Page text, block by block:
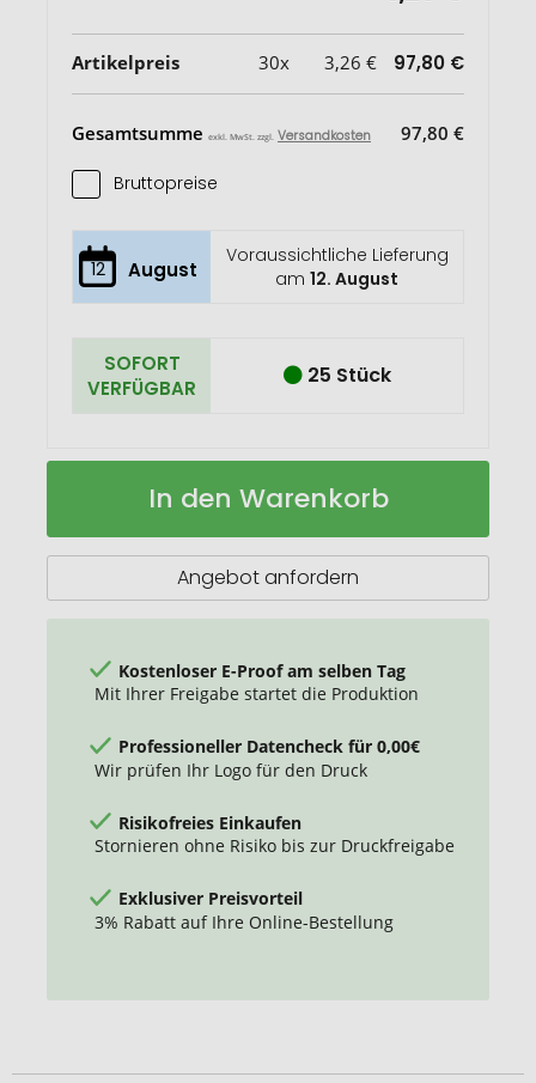
Artikelpreis 30x 3,26 € 97,80 €
Gesamtsumme exkl. MwSt. zzgl. Versandkosten 97,80 €
Bruttopreise
12 August
Voraussichtliche Lieferung
am12. August
SOFORT
VERFÜGBAR
25 Stück
AMELAND
500ml
Auf
In den Warenkorb
Angebot anfordern
Kostenloser E-Proof am selben Tag
Mit Ihrer Freigabe startet die Produktion
Professioneller Datencheck für 0,00€
Wir prüfen Ihr Logo für den Druck
Risikofreies Einkaufen
Stornieren ohne Risiko bis zur Druckfreigabe
Exklusiver Preisvorteil
3% Rabatt auf Ihre Online-Bestellung